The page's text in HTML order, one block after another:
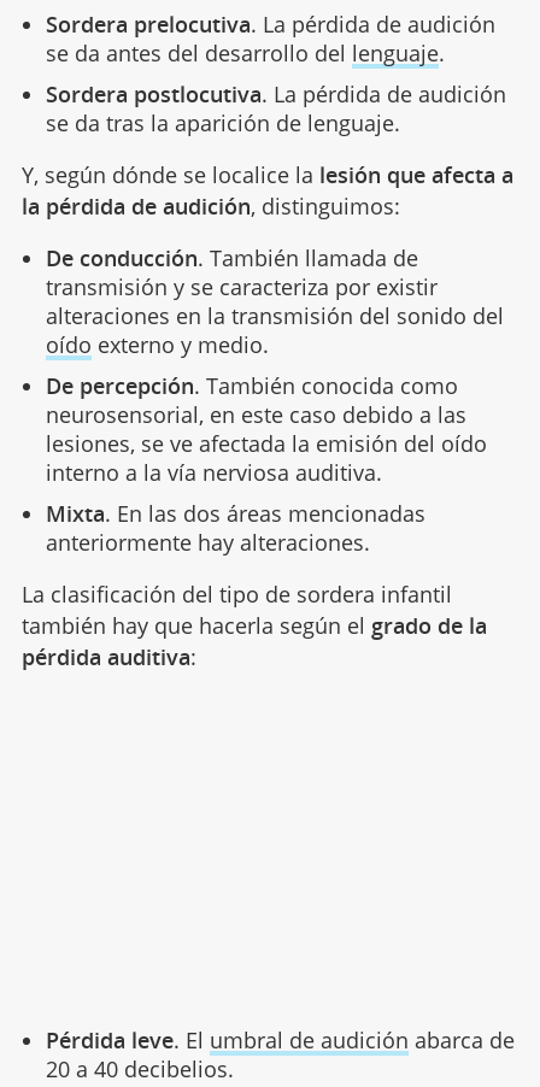
Sordera prelocutiva. La pérdida de audición
se da antes del desarrollo del lenguaje.
Sordera postlocutiva. La pérdida de audición
se da tras la aparición de lenguaje.
Y, según dónde se localice la lesión que afecta a
la pérdida de audición, distinguimos:
De conducción. También llamada de
transmisión y se caracteriza por existir
alteraciones en la transmisión del sonido del
oído externo y medio.
De percepción. También conocida como
neurosensorial, en este caso debido a las
lesiones, se ve afectada la emisión del oído
interno a la vía nerviosa auditiva.
Mixta. En las dos áreas mencionadas
anteriormente hay alteraciones.
La clasificación del tipo de sordera infantil
también hay que hacerla según el grado de la
pérdida auditiva:
Pérdida leve. El umbral de audición abarca de
20 a 40 decibelios.